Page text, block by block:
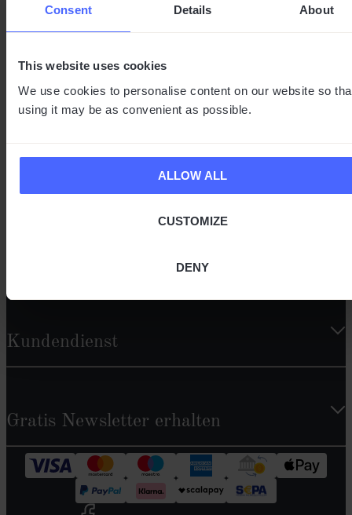
Consent Details About
This website uses cookies
We use cookies to personalise content on our website so
using it may be as convenient as possible.
ALLOW ALL
CUSTOMIZE
DENY
Shop
Funktionen
Kundendienst
Gratis Newsletter erhalten